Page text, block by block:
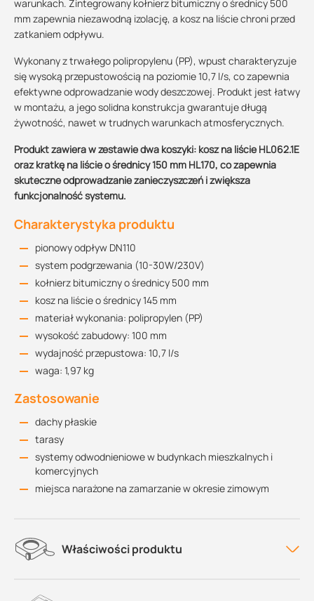
warunkach. Zintegrowany kołnierz bitumiczny o średnicy 500
mm zapewnia niezawodną izolację, a kosz na liście chroni przed
zatkaniem odpływu.
Wykonany z trwałego polipropylenu (PP), wpust charakteryzuje
się wysoką przepustowością na poziomie 10,7 l/s, co zapewnia
efektywne odprowadzanie wody deszczowej. Produkt jest łatwy
w montażu, a jego solidna konstrukcja gwarantuje długą
żywotność, nawet w trudnych warunkach atmosferycznych.
Produkt zawiera w zestawie dwa koszyki: kosz na liście HL062.1E
oraz kratkę na liście o średnicy 150 mm HL170, co zapewnia
skuteczne odprowadzanie zanieczyszczeń i zwiększa
funkcjonalność systemu.
Charakterystyka produktu
pionowy odpływ DN110
system podgrzewania (10-30W/230V)
kołnierz bitumiczny o średnicy 500 mm
kosz na liście o średnicy 145 mm
materiał wykonania: polipropylen (PP)
wysokość zabudowy: 100 mm
wydajność przepustowa: 10,7 l/s
waga: 1,97 kg
Zastosowanie
dachy płaskie
tarasy
systemy odwodnieniowe w budynkach mieszkalnych i
komercyjnych
miejsca narażone na zamarzanie w okresie zimowym
Właściwości produktu